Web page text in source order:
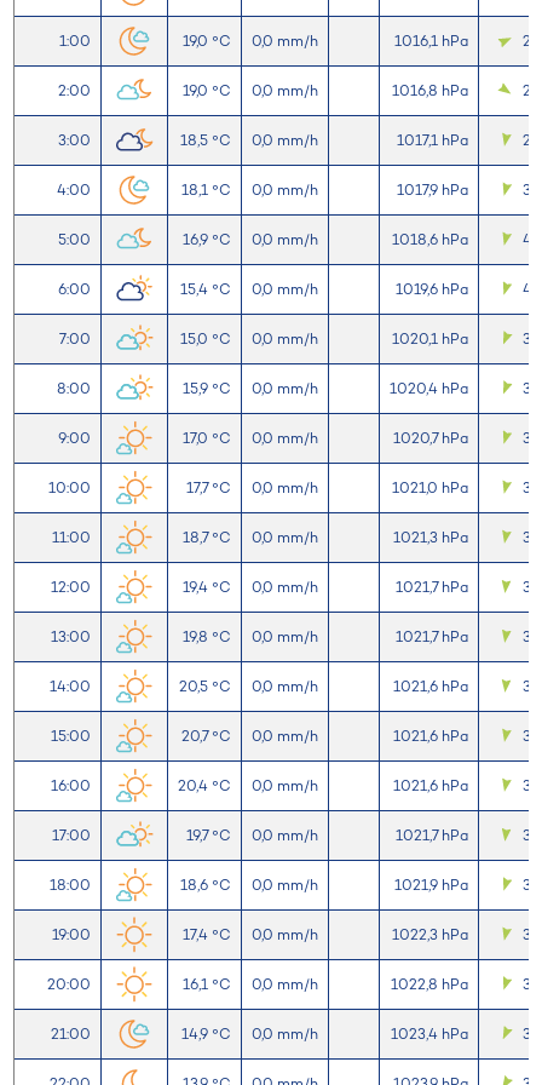
1:00 19,0 °C 0,0 mm/h 1016,1 hPa
2:00 19,0 °C 0,0 mm/h 1016,8 hPa 2,9
3:00 18,5 °C 0,0 mm/h 1017,1 hPa 2,6
4:00 18,1 °C 0,0 mm/h 1017,9 hPa 3,2
5:00 16,9 °C 0,0 mm/h 1018,6 hPa 4,1
6:00 15,4 °C 0,0 mm/h 1019,6 hPa
7:00 15,0 °C 0,0 mm/h 1020,1 hPa 3,5
8:00 15,9 °C 0,0 mm/h 1020,4 hPa 3,7
9:00 17,0 °C 0,0 mm/h 1020,7 hPa 3,7
10:00 17,7 °C 0,0 mm/h 1021,0 hPa 3,5
11:00 18,7 °C 0,0 mm/h 1021,3 hPa
12:00 19,4 °C 0,0 mm/h 1021,7 hPa 3,5
13:00 19,8 °C 0,0 mm/h 1021,7 hPa 3,3
14:00 20,5 °C 0,0 mm/h 1021,6 hPa 3,2
15:00 20,7 °C 0,0 mm/h 1021,6 hPa 3,1
16:00 20,4 °C 0,0 mm/h 1021,6 hPa
17:00 19,7 °C 0,0 mm/h 1021,7 hPa
18:00 18,6 °C 0,0 mm/h 1021,9 hPa 3,2
19:00 17,4 °C 0,0 mm/h 1022,3 hPa
20:00 16,1 °C 0,0 mm/h 1022,8 hPa
21:00 14,9 °C 0,0 mm/h 1023,4 hPa 3,1